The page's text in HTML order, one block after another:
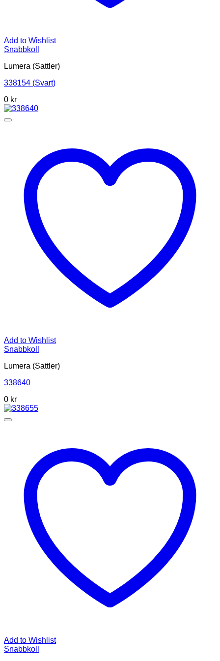
Add to Wishlist
Snabbkoll
Lumera (Sattler)
338154 (Svart)
0 kr
Add to Wishlist
Snabbkoll
Lumera (Sattler)
338640
0 kr
Add to Wishlist
Snabbkoll